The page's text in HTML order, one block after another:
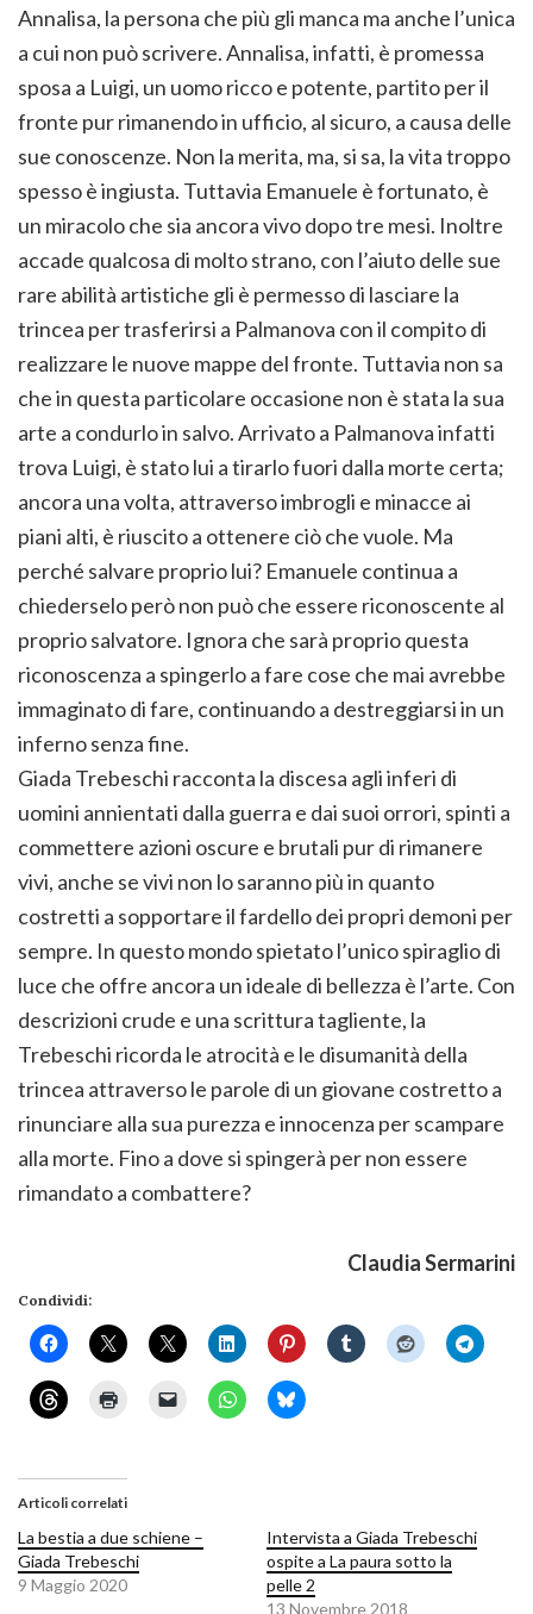
Annalisa, la persona che più gli manca ma anche l’unica
a cui non può scrivere. Annalisa, infatti, è promessa
sposa a Luigi, un uomo ricco e potente, partito per il
fronte pur rimanendo in ufficio, al sicuro, a causa delle
sue conoscenze. Non la merita, ma, si sa, la vita troppo
spesso è ingiusta. Tuttavia Emanuele è fortunato, è
un miracolo che sia ancora vivo dopo tre mesi. Inoltre
accade qualcosa di molto strano, con l’aiuto delle sue
rare abilità artistiche gli è permesso di lasciare la
trincea per trasferirsi a Palmanova con il compito di
realizzare le nuove mappe del fronte. Tuttavia non sa
che in questa particolare occasione non è stata la sua
arte a condurlo in salvo. Arrivato a Palmanova infatti
trova Luigi, è stato lui a tirarlo fuori dalla morte certa;
ancora una volta, attraverso imbrogli e minacce ai
piani alti, è riuscito a ottenere ciò che vuole. Ma
perché salvare proprio lui? Emanuele continua a
chiederselo però non può che essere riconoscente al
proprio salvatore. Ignora che sarà proprio questa
riconoscenza a spingerlo a fare cose che mai avrebbe
immaginato di fare, continuando a destreggiarsi in un
inferno senza fine.
Giada Trebeschi racconta la discesa agli inferi di
uomini annientati dalla guerra e dai suoi orrori, spinti a
commettere azioni oscure e brutali pur di rimanere
vivi, anche se vivi non lo saranno più in quanto
costretti a sopportare il fardello dei propri demoni per
sempre. In questo mondo spietato l’unico spiraglio di
luce che offre ancora un ideale di bellezza è l’arte. Con
descrizioni crude e una scrittura tagliente, la
Trebeschi ricorda le atrocità e le disumanità della
trincea attraverso le parole di un giovane costretto a
rinunciare alla sua purezza e innocenza per scampare
alla morte. Fino a dove si spingerà per non essere
rimandato a combattere?
Claudia Sermarini
Condividi:
Articoli correlati
La bestia a due schiene –
Giada Trebeschi
9 Maggio 2020
Intervista a Giada Trebeschi
ospite a La paura sotto la
pelle 2
13 Novembre 2018